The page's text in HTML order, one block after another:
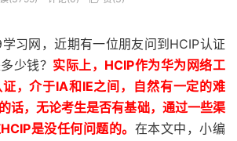
习网，近期有一位朋友问到HCIP认证
少钱？ 实际上，HCIP作为华为网络工
，介于IA和IE之间，自然有一定的难
话，无论考生是否有基础，通过一些渠
是没任何问题的。 在本文中，小编